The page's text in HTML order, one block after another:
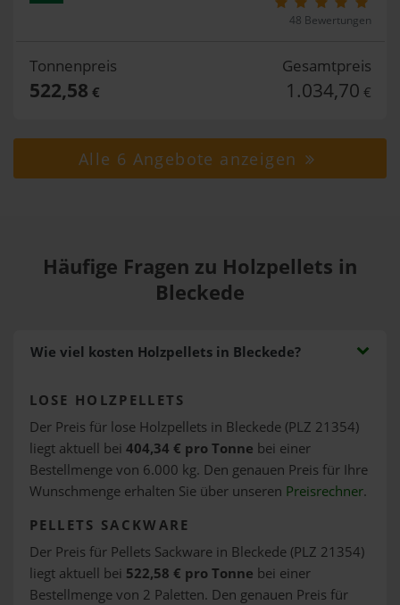
48 Bewertungen
Tonnenpreis
522,58 €
Gesamtpreis
1.034,70 €
Alle 6 Angebote anzeigen
Häufige Fragen zu Holzpellets in
Bleckede
Wie viel kosten Holzpellets in Bleckede?
LOSE HOLZPELLETS
Der Preis für lose Holzpellets in Bleckede (PLZ 21354)
liegt aktuell bei 404,34 € pro Tonne bei einer
Bestellmenge von 6.000 kg. Den genauen Preis für Ihre
Wunschmenge erhalten Sie über unseren Preisrechner.
PELLETS SACKWARE
Der Preis für Pellets Sackware in Bleckede (PLZ 21354)
liegt aktuell bei 522,58 € pro Tonne bei einer
Bestellmenge von 2 Paletten. Den genauen Preis für